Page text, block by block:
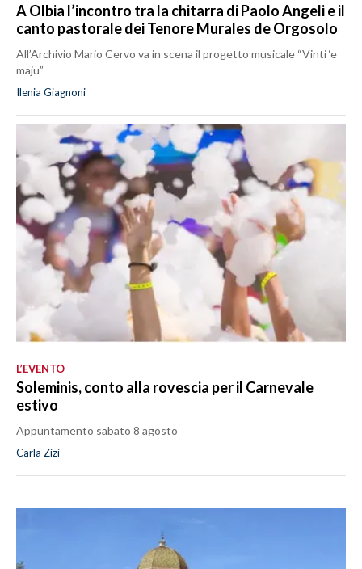
A Olbia l’incontro tra la chitarra di Paolo Angeli e il
canto pastorale dei Tenore Murales de Orgosolo
All’Archivio Mario Cervo va in scena il progetto musicale “Vinti ‘e
maju”
Ilenia Giagnoni
L’EVENTO
Soleminis, conto alla rovescia per il Carnevale
estivo
Appuntamento sabato 8 agosto
Carla Zizi